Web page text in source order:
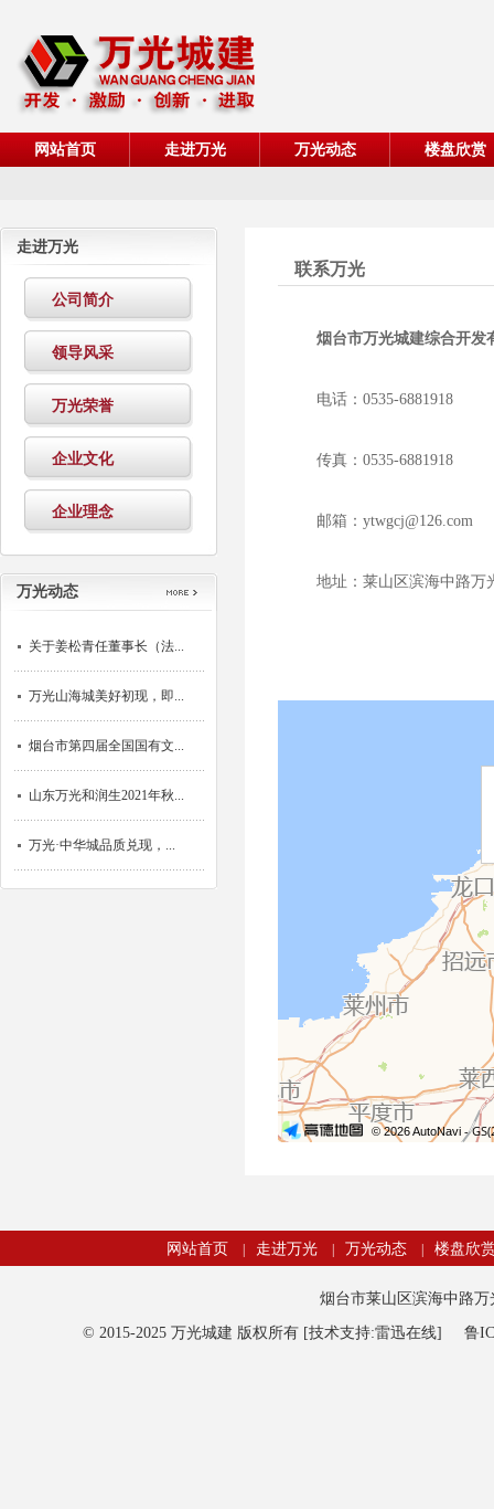
网站首页 走进万光 万光动态 楼盘欣赏
走进万光
公司简介
领导风采
万光荣誉
企业文化
企业理念
万光动态
关于姜松青任董事长（法...
万光山海城美好初现，即...
烟台市第四届全国国有文...
山东万光和润生2021年秋...
万光·中华城品质兑现，...
联系万光
烟台市万光城建综合开发
电话：0535-6881918
传真：0535-6881918
邮箱：ytwgcj@126.com
地址：莱山区滨海中路万
网站首页 走进万光 万光动态 楼盘欣
烟台市莱山区滨海中路
© 2015-2025 万光城建 版权所有 [技术支持:雷迅在线] 鲁